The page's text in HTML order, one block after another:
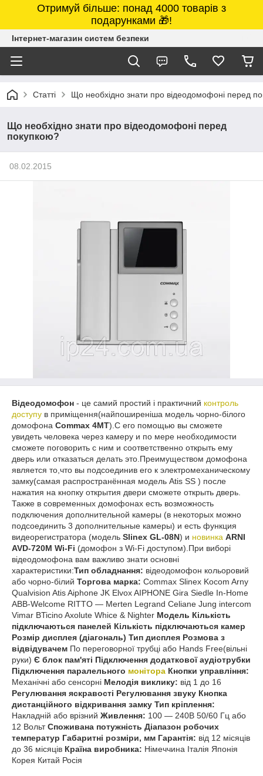
Отримуй більше: понад 4000 товарів з
подарунками 🎁!
Інтернет-магазин систем безпеки
Статті Що необхідно знати про відеодомофоні перед
Що необхідно знати про відеодомофоні перед
покупкою?
08.02.2015
Відеодомофон - це самий простий і практичний контроль
доступу в приміщення(найпоширеніша модель чорно-білого
домофона Commax 4MT).С его помощью вы сможете
увидеть человека через камеру и по мере необходимости
сможете поговорить с ним и соответственно открыть ему
дверь или отказаться делать это.Преимуществом домофона
является то,что вы подсоединив его к электромеханическому
замку(самая распространённая модель Atis SS ) после
нажатия на кнопку открытия двери сможете открыть дверь.
Также в современных домофонах есть возможность
подключения дополнительной камеры (в некоторых можно
подсоединить 3 дополнительные камеры) и есть функция
видеорегистратора (модель Slinex GL-08N) и новинка ARNI
AVD-720M Wi-Fi (домофон з Wi-Fi доступом).При виборі
відеодомофона вам важливо знати основні
характеристики:Тип обладнання: відеодомофон кольоровий
або чорно-білий Торгова марка: Commax Slinex Kocom Arny
Qualvision Atis Aiphone JK Elvox AIPHONE Gira Siedle In-Home
ABB-Welcome RITTO — Merten Legrand Celiane Jung intercom
Vimar BTicino Axolute Whice & Nighter Модель Кількість
підключаються панелей Кількість підключаються камер
Розмір дисплея (діагональ) Тип дисплея Розмова з
відвідувачем По переговорної трубці або Hands Free(вільні
руки) Є блок пам'яті Підключення додаткової аудіотрубки
Підключення паралельного монітора Кнопки управління:
Механічні або сенсорні Мелодія виклику: від 1 до 16
Регулювання яскравості Регулювання звуку Кнопка
дистанційного відкривання замку Тип кріплення:
Накладній або врізний Живлення: 100 — 240В 50/60 Гц або
12 ВольтСпоживана потужність Діапазон робочих
температур Габаритні розміри, мм Гарантія: від 12 місяців
до 36 місяців Країна виробника: Німеччина Італія Японія
Корея Китай Росія